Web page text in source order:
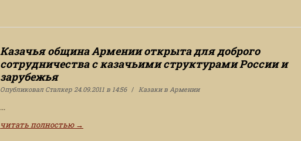
Казачья община Армении открыта для доброго
сотрудничества с казачьими структурами России и
зарубежья
Опубликовал Сталкер 24.09.2011 в 14:56 Казаки в Армении
...
читать полностью →